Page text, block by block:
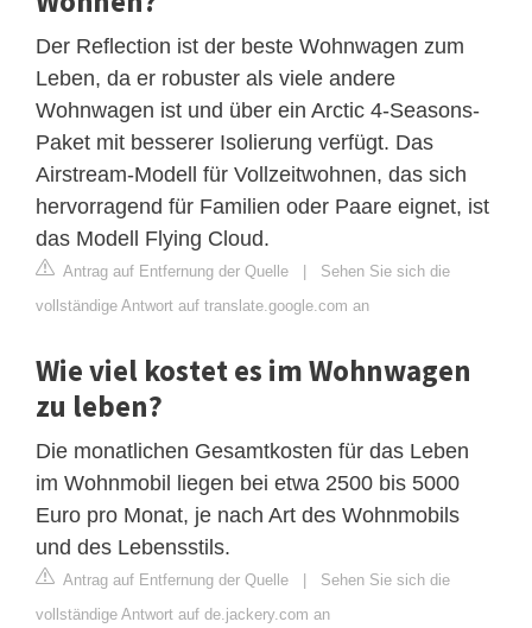
Der Reflection ist der beste Wohnwagen zum
Leben, da er robuster als viele andere
Wohnwagen ist und über ein Arctic 4-Seasons-
Paket mit besserer Isolierung verfügt. Das
Airstream-Modell für Vollzeitwohnen, das sich
hervorragend für Familien oder Paare eignet, ist
das Modell Flying Cloud.
Antrag auf Entfernung der Quelle | Sehen Sie sich die
vollständige Antwort auf translate.google.com an
Wie viel kostet es im Wohnwagen
zu leben?
Die monatlichen Gesamtkosten für das Leben
im Wohnmobil liegen bei etwa 2500 bis 5000
Euro pro Monat, je nach Art des Wohnmobils
und des Lebensstils.
Antrag auf Entfernung der Quelle | Sehen Sie sich die
vollständige Antwort auf de.jackery.com an